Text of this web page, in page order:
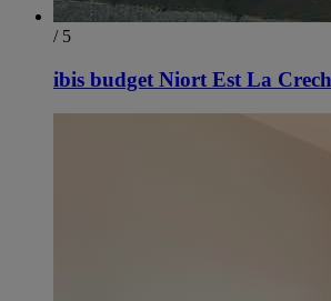
/ 5
ibis budget Niort Est La